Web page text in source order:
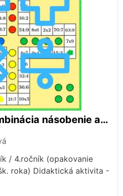
Hra Človeče - Kombinácia násobenie a delenie
/ 4.ročník (opakovanie
roka) Didaktická aktivita -